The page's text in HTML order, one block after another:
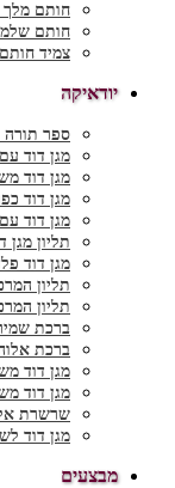
חותם
חותם
צמיד
יודאיקה
ספר תורה
מגן דוד
מגן דוד
מגן דוד
מגן דוד
תליון
מגן דוד
תליון
תליון
ברכת
ברכת
מגן דוד
מגן דוד
שרשרת
מגן דוד
מבצעים